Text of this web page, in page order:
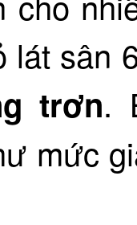
lát sân
trơn.
mức